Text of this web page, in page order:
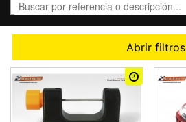
Abrir filtros